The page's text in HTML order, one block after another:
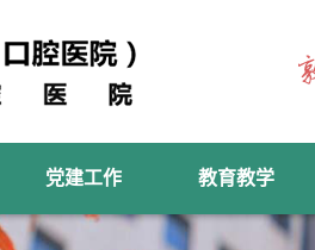
党建工作 教育教学